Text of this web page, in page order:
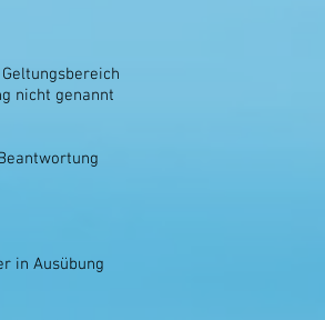
nicht genannt
in Ausübung